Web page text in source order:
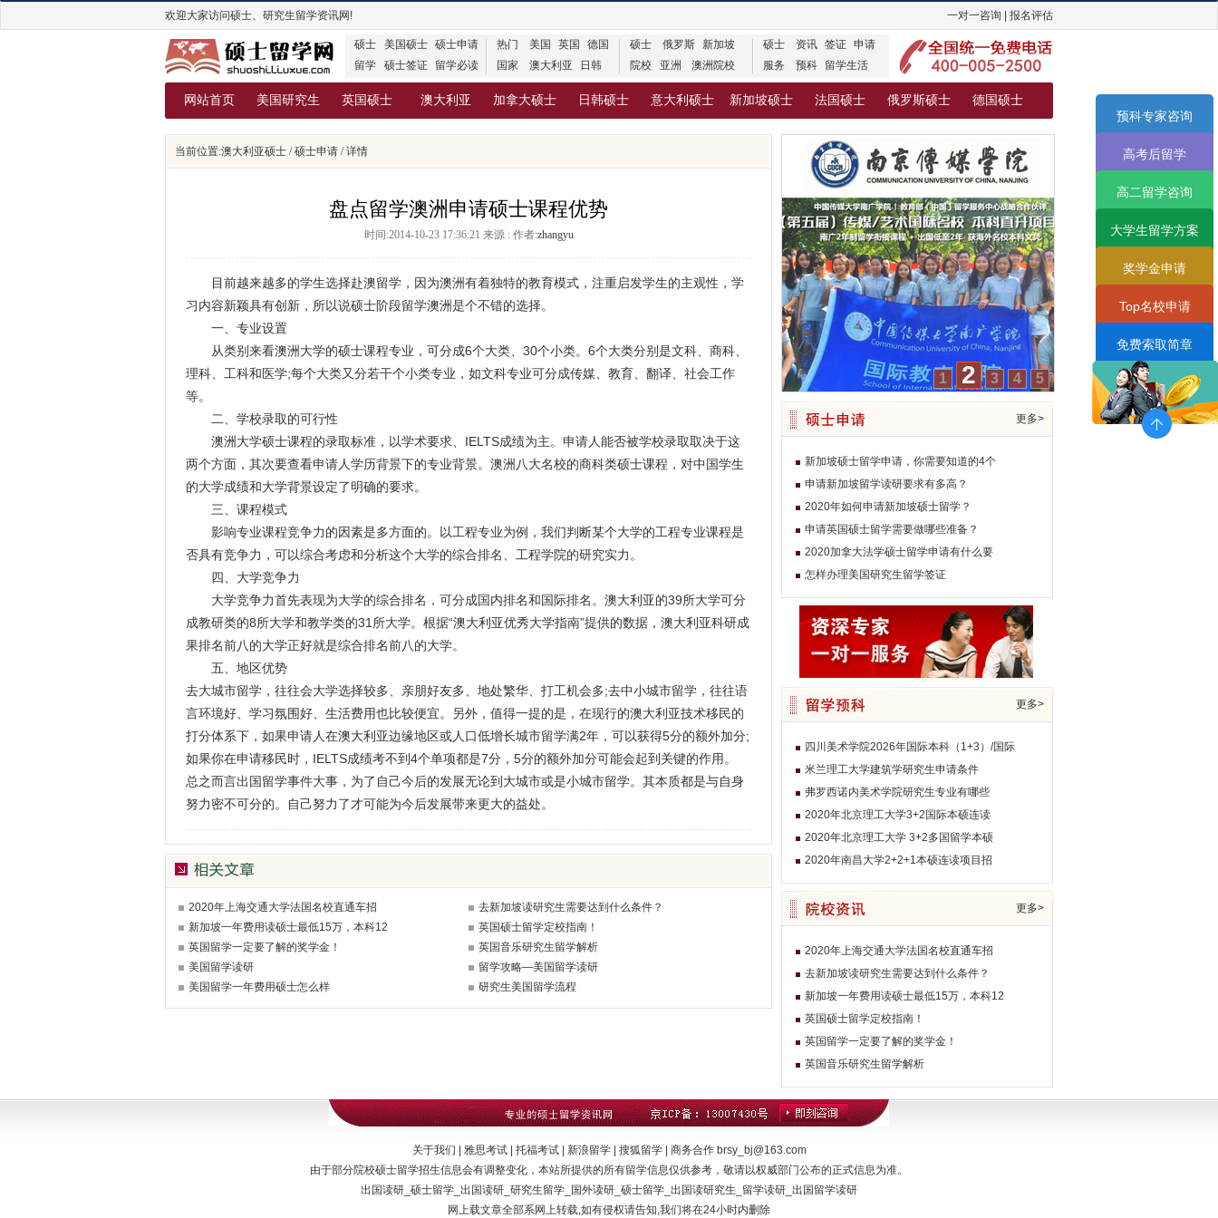
欢迎大家访问硕士、研究生留学资讯网! 一对一咨询 报名评估
硕士
留学
美国硕士 硕士申请
硕士签证
留学必读
热门
国家
美国 英国
德国
澳大利亚
日韩
硕士
院校
俄罗斯
新加坡
亚洲
澳洲院校
硕士
服务
资讯 签证 申请
预科
留学生活
网站首页 美国研究生 英国硕士 澳大利亚 加拿大硕士 日韩硕士 意大利硕士 新加坡硕士 法国硕士 俄罗斯硕士 德国硕士
当前位置:澳大利亚硕士 /硕士申请 / 详情
盘点留学澳洲申请硕士课程优势
时间:2014-10-23 17:36:21 来源 : 作者:zhangyu
目前越来越多的学生选择赴澳留学，因为澳洲有着独特的教育模式，注重启发学生的主观性，学
习内容新颖具有创新，所以说硕士阶段留学澳洲是个不错的选择。
一、专业设置
从类别来看澳洲大学的硕士课程专业，可分成6个大类、30个小类。6个大类分别是文科、商科、
理科、工科和医学;每个大类又分若干个小类专业，如文科专业可分成传媒、教育、翻译、社会工作
等。
二、学校录取的可行性
澳洲大学硕士课程的录取标准，以学术要求、IELTS成绩为主。申请人能否被学校录取取决于这
两个方面，其次要查看申请人学历背景下的专业背景。澳洲八大名校的商科类硕士课程，对中国学生
的大学成绩和大学背景设定了明确的要求。
三、课程模式
影响专业课程竞争力的因素是多方面的。以工程专业为例，我们判断某个大学的工程专业课程是
否具有竞争力，可以综合考虑和分析这个大学的综合排名、工程学院的研究实力。
四、大学竞争力
大学竞争力首先表现为大学的综合排名，可分成国内排名和国际排名。澳大利亚的39所大学可分
成教研类的8所大学和教学类的31所大学。根据“澳大利亚优秀大学指南”提供的数据，澳大利亚科研成
果排名前八的大学正好就是综合排名前八的大学。
五、地区优势
去大城市留学，往往会大学选择较多、亲朋好友多、地处繁华、打工机会多;去中小城市留学，往往语
言环境好、学习氛围好、生活费用也比较便宜。另外，值得一提的是，在现行的澳大利亚技术移民的
打分体系下，如果申请人在澳大利亚边缘地区或人口低增长城市留学满2年，可以获得5分的额外加分;
如果你在申请移民时，IELTS成绩考不到4个单项都是7分，5分的额外加分可能会起到关键的作用。
总之而言出国留学事件大事，为了自己今后的发展无论到大城市或是小城市留学。其本质都是与自身
努力密不可分的。自己努力了才可能为今后发展带来更大的益处。
2020年上海交通大学法国名校直通车招
去新加坡读研究生需要达到什么条件？
新加坡一年费用读硕士最低15万，本科12
英国硕士留学定校指南！
英国留学一定要了解的奖学金！
英国音乐研究生留学解析
美国留学读研
留学攻略—美国留学读研
美国留学一年费用硕士怎么样
研究生美国留学流程
1 2 3 4 5
更多>
新加坡硕士留学申请，你需要知道的4个
申请新加坡留学读研要求有多高？
2020年如何申请新加坡硕士留学？
申请英国硕士留学需要做哪些准备？
2020加拿大法学硕士留学申请有什么要
怎样办理美国研究生留学签证
更多>
四川美术学院2026年国际本科（1+3）/国际
米兰理工大学建筑学研究生申请条件
弗罗西诺内美术学院研究生专业有哪些
2020年北京理工大学3+2国际本硕连读
2020年北京理工大学 3+2多国留学本硕
2020年南昌大学2+2+1本硕连读项目招
更多>
2020年上海交通大学法国名校直通车招
去新加坡读研究生需要达到什么条件？
新加坡一年费用读硕士最低15万，本科12
英国硕士留学定校指南！
英国留学一定要了解的奖学金！
英国音乐研究生留学解析
关于我们 | 雅思考试 | 托福考试 | 新浪留学 | 搜狐留学 | 商务合作 brsy_bj@163.com
由于部分院校硕士留学招生信息会有调整变化，本站所提供的所有留学信息仅供参考，敬请以权威部门公布的正式信息为准。
出国读研_硕士留学_出国读研_研究生留学_国外读研_硕士留学_出国读研究生_留学读研_出国留学读研
网上载文章全部系网上转载,如有侵权请告知,我们将在24小时内删除
预科专家咨询
高考后留学
高二留学咨询
大学生留学方案
奖学金申请
Top名校申请
免费索取简章